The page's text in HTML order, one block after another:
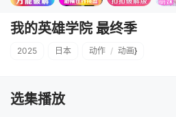
我的英雄学院 最终季
2025 日本 动作 / 动画}
选集播放